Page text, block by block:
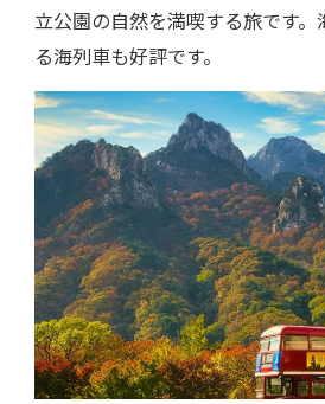
立公園の自然を満喫する旅です
る海列車も好評です。